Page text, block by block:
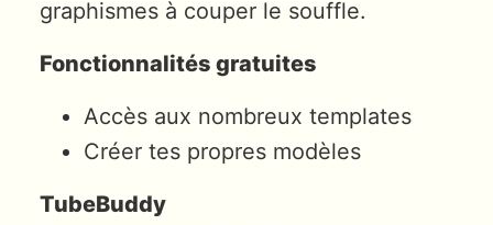
graphismes à couper le souffle.
Fonctionnalités gratuites
Accès aux nombreux templates
Créer tes propres modèles
TubeBuddy